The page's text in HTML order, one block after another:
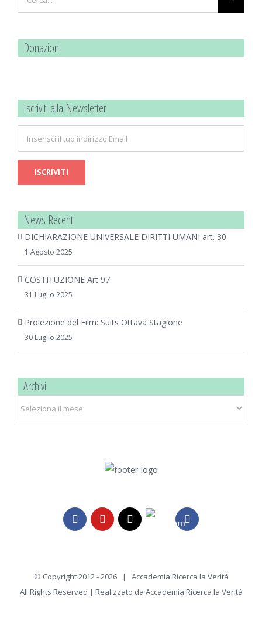
per:
Donazioni
Iscriviti alla Newsletter
News Recenti
DICHIARAZIONE UNIVERSALE DIRITTI UMANI art. 30
1 Agosto 2025
COSTITUZIONE Art 97
31 Luglio 2025
Proiezione del Film: Suits Ottava Stagione
30 Luglio 2025
Archivi
FacebookYouTubeEmailTelegram Instagram
© Copyright 2012 -2026 | Accademia Ricerca la Verità
All Rights Reserved | Realizzato da Accademia Ricerca la Verità